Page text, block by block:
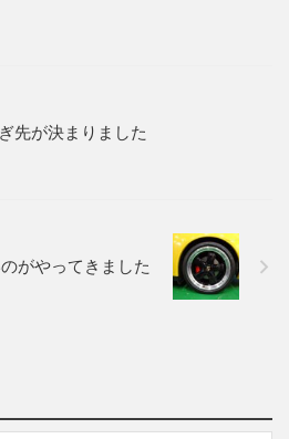
先が決まりました
がやってきました